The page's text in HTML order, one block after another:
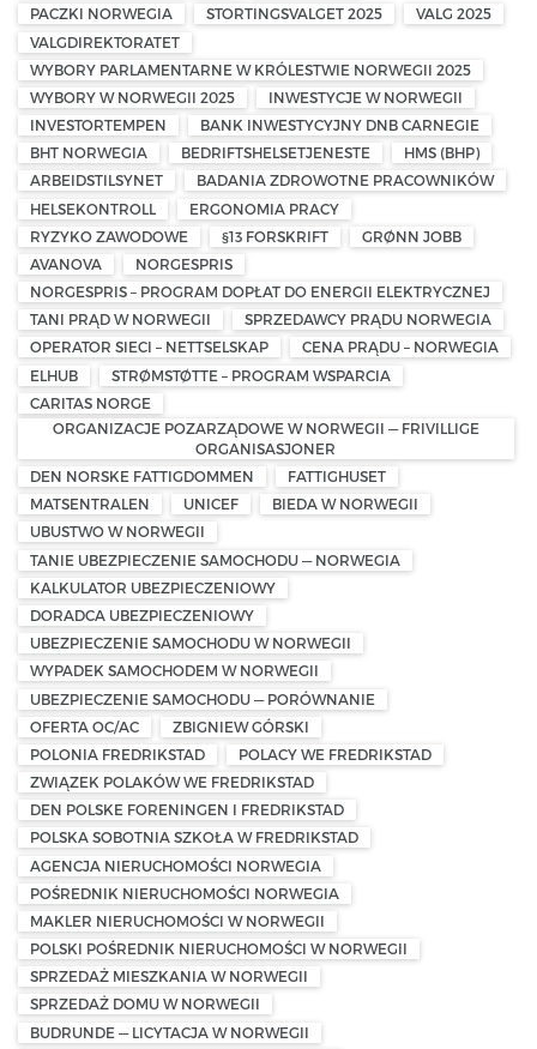
PACZKI NORWEGIA
STORTINGSVALGET 2025
VALG 2025
VALGDIREKTORATET
WYBORY PARLAMENTARNE W KRÓLESTWIE NORWEGII 2025
WYBORY W NORWEGII 2025
INWESTYCJE W NORWEGII
INVESTORTEMPEN
BANK INWESTYCYJNY DNB CARNEGIE
BHT NORWEGIA
BEDRIFTSHELSETJENESTE
HMS (BHP)
ARBEIDSTILSYNET
BADANIA ZDROWOTNE PRACOWNIKÓW
HELSEKONTROLL
ERGONOMIA PRACY
RYZYKO ZAWODOWE
§13 FORSKRIFT
GRØNN JOBB
AVANOVA
NORGESPRIS
NORGESPRIS – PROGRAM DOPŁAT DO ENERGII ELEKTRYCZNEJ
TANI PRĄD W NORWEGII
SPRZEDAWCY PRĄDU NORWEGIA
OPERATOR SIECI – NETTSELSKAP
CENA PRĄDU – NORWEGIA
ELHUB
STRØMSTØTTE – PROGRAM WSPARCIA
CARITAS NORGE
ORGANIZACJE POZARZĄDOWE W NORWEGII — FRIVILLIGE
ORGANISASJONER
DEN NORSKE FATTIGDOMMEN
FATTIGHUSET
MATSENTRALEN
UNICEF
BIEDA W NORWEGII
UBUSTWO W NORWEGII
TANIE UBEZPIECZENIE SAMOCHODU — NORWEGIA
KALKULATOR UBEZPIECZENIOWY
DORADCA UBEZPIECZENIOWY
UBEZPIECZENIE SAMOCHODU W NORWEGII
WYPADEK SAMOCHODEM W NORWEGII
UBEZPIECZENIE SAMOCHODU — PORÓWNANIE
OFERTA OC/AC
ZBIGNIEW GÓRSKI
POLONIA FREDRIKSTAD
POLACY WE FREDRIKSTAD
ZWIĄZEK POLAKÓW WE FREDRIKSTAD
DEN POLSKE FORENINGEN I FREDRIKSTAD
POLSKA SOBOTNIA SZKOŁA W FREDRIKSTAD
AGENCJA NIERUCHOMOŚCI NORWEGIA
POŚREDNIK NIERUCHOMOŚCI NORWEGIA
MAKLER NIERUCHOMOŚCI W NORWEGII
POLSKI POŚREDNIK NIERUCHOMOŚCI W NORWEGII
SPRZEDAŻ MIESZKANIA W NORWEGII
SPRZEDAŻ DOMU W NORWEGII
BUDRUNDE — LICYTACJA W NORWEGII